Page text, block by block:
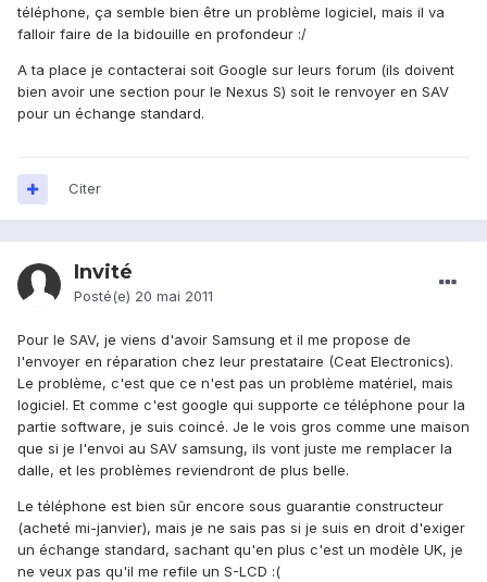
téléphone, ça semble bien être un problème logiciel, mais il va
falloir faire de la bidouille en profondeur :/
A ta place je contacterai soit Google sur leurs forum (ils doivent
bien avoir une section pour le Nexus S) soit le renvoyer en SAV
pour un échange standard.
Citer
Invité
Posté(e) 20 mai 2011
Pour le SAV, je viens d'avoir Samsung et il me propose de
l'envoyer en réparation chez leur prestataire (Ceat Electronics).
Le problème, c'est que ce n'est pas un problème matériel, mais
logiciel. Et comme c'est google qui supporte ce téléphone pour la
partie software, je suis coincé. Je le vois gros comme une maison
que si je l'envoi au SAV samsung, ils vont juste me remplacer la
dalle, et les problèmes reviendront de plus belle.
Le téléphone est bien sûr encore sous guarantie constructeur
(acheté mi-janvier), mais je ne sais pas si je suis en droit d'exiger
un échange standard, sachant qu'en plus c'est un modèle UK, je
ne veux pas qu'il me refile un S-LCD :(